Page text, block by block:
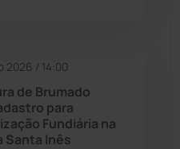
2026 / 14:00
de Brumado
para
Fundiária na
Santa Inês